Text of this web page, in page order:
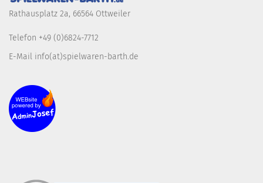
Rathausplatz 2a, 66564 Ottweiler
Telefon +49 (0)6824-7712
E-Mail info(at)spielwaren-barth.de